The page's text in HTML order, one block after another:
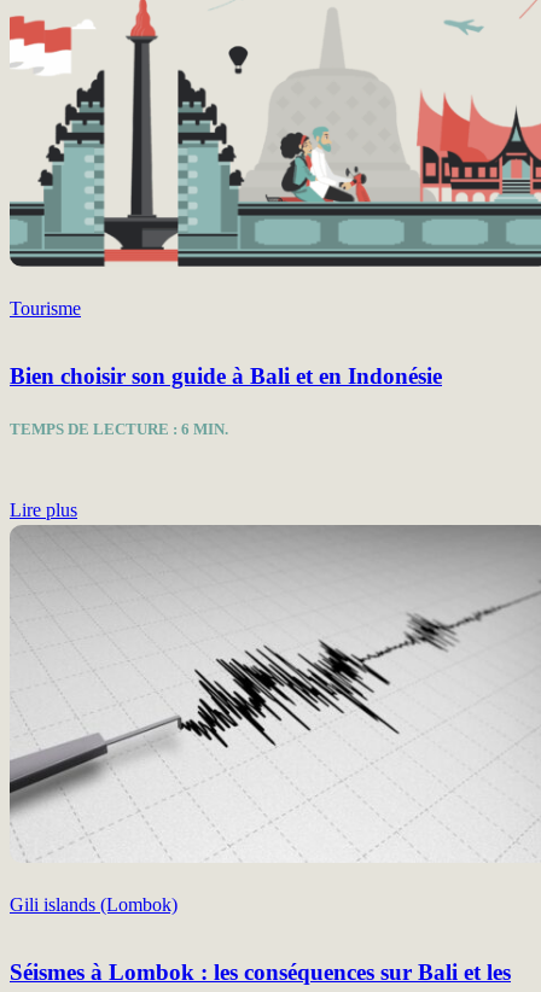
Tourisme
Bien choisir son guide à Bali et en Indonésie
TEMPS DE LECTURE : 6 MIN.
Lire plus
Gili islands (Lombok)
Séismes à Lombok : les conséquences sur Bali et les